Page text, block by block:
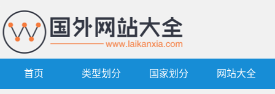
首页 类型划分 国家划分 网站大全